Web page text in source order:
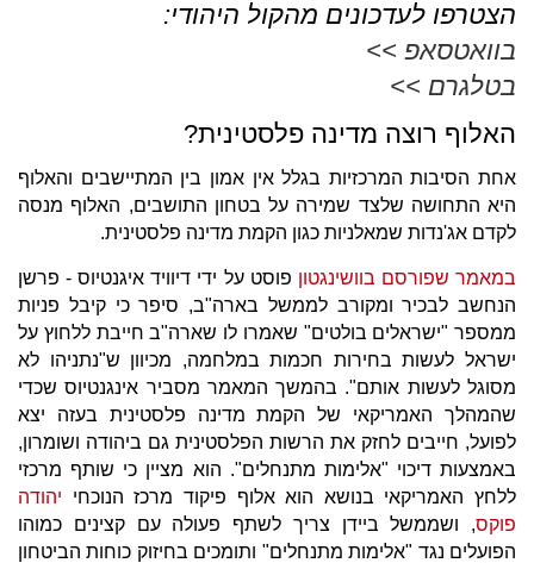
הצטרפו לעדכונים מהקול היהודי:
בוואטסאפ >>
בטלגרם >>
האלוף רוצה מדינה פלסטינית?
אחת הסיבות המרכזיות בגלל אין אמון בין המתיישבים והאלוף
היא התחושה שלצד שמירה על בטחון התושבים, האלוף מנסה
לקדם אג'נדות שמאלניות כגון הקמת מדינה פלסטינית.
במאמר שפורסם בוושינגטון פוסט על ידי דיוויד איגנטיוס - פרשן
הנחשב לבכיר ומקורב לממשל בארה"ב, סיפר כי קיבל פניות
ממספר "ישראלים בולטים" שאמרו לו שארה"ב חייבת ללחוץ על
ישראל לעשות בחירות חכמות במלחמה, מכיוון ש"נתניהו לא
מסוגל לעשות אותם". בהמשך המאמר מסביר אינגנטיוס שכדי
שהמהלך האמריקאי של הקמת מדינה פלסטינית בעזה יצא
לפועל, חייבים לחזק את הרשות הפלסטינית גם ביהודה ושומרון,
באמצעות דיכוי "אלימות מתנחלים". הוא מציין כי שותף מרכזי
ללחץ האמריקאי בנושא הוא אלוף פיקוד מרכז הנוכחי יהודה
פוקס, ושממשל ביידן צריך לשתף פעולה עם קצינים כמוהו
הפועלים נגד "אלימות מתנחלים" ותומכים בחיזוק כוחות הביטחון